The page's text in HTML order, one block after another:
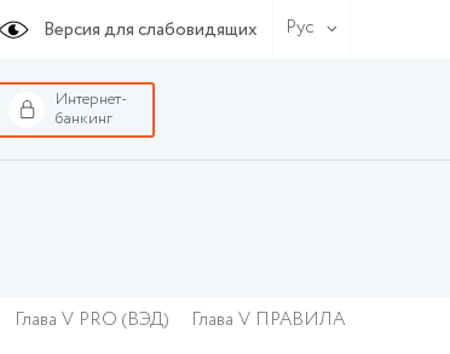
Версия для слабовидящих Рус
Интернет-
банкинг
Глава V PRO (ВЭД) Глава V ПРАВИЛА